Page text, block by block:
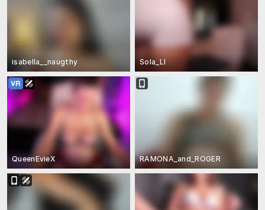
isabella__naugthy Sola_LI
QueenEvieX RAMONA_and_ROGER